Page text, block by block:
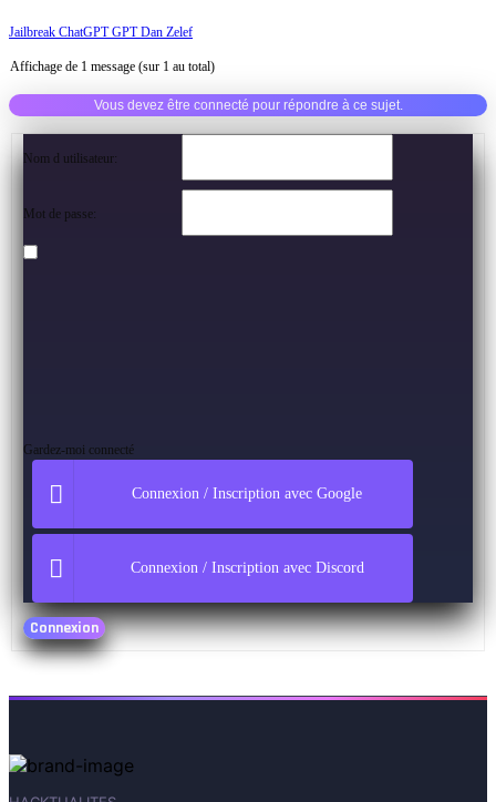
Jailbreak ChatGPT GPT Dan Zelef
Affichage de 1 message (sur 1 au total)
Vous devez être connecté pour répondre à ce sujet.
Nom d utilisateur:
Mot de passe:
Gardez-moi connecté
Connexion / Inscription avec Google
Connexion / Inscription avec Discord
Connexion